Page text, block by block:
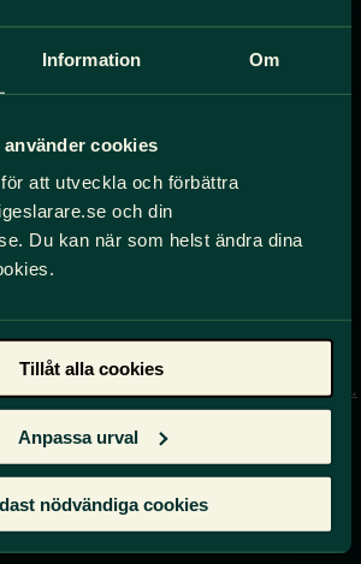
Information Om
cookies
att utveckla och förbättra
och din
Du kan när som helst ändra dina
Tillåt alla cookies
Anpassa urval
nödvändiga cookies
här.
Press
Journalist – du når oss
på press@sverigeslarare.
se
Presskontakt